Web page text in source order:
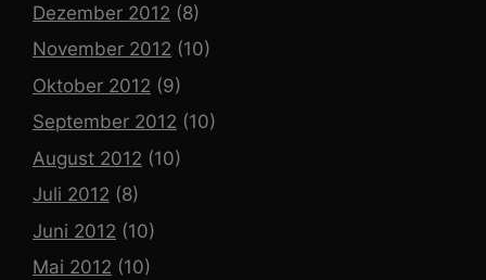
Dezember 2012 (8)
November 2012 (10)
Oktober 2012 (9)
September 2012 (10)
August 2012 (10)
Juli 2012 (8)
Juni 2012 (10)
Mai 2012 (10)